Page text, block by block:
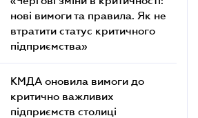
нові вимоги та правила. Як не
втратити статус критичного
підприємства»
КМДА оновила вимоги до
критично важливих
підприємств столиці